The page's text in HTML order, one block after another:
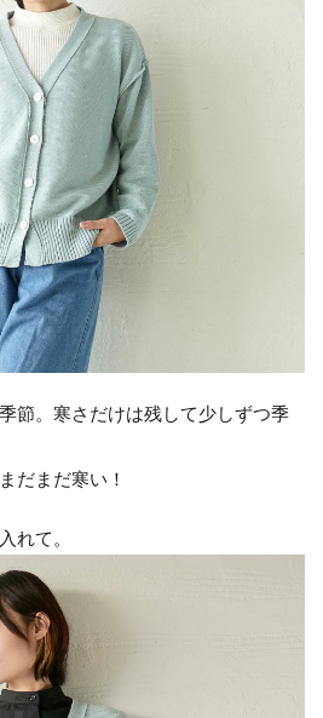
節。寒さだけは残して少しずつ季
だまだ寒い！
れて。